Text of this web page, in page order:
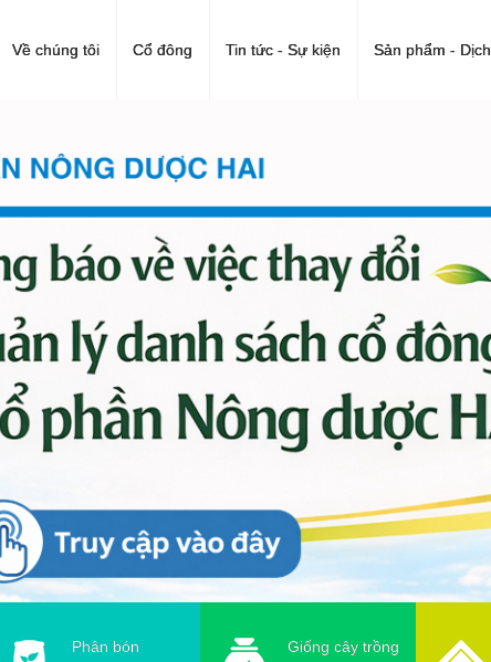
Về chúng tôi Cổ đông Tin tức - Sự kiện Sản phẩm -
Phân bón Giống cây trồng